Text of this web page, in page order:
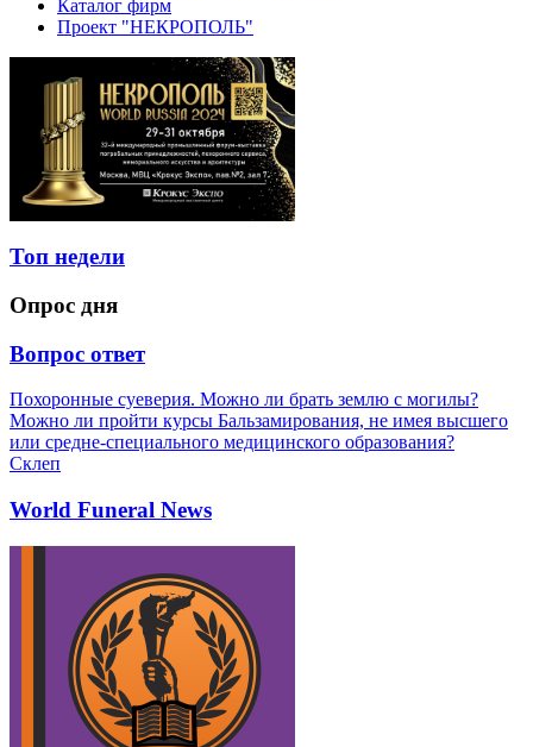
Каталог фирм
Проект "НЕКРОПОЛЬ"
Топ недели
Опрос дня
Вопрос ответ
Похоронные суеверия. Можно ли брать землю с могилы?
Можно ли пройти курсы Бальзамирования, не имея высшего
или средне-специального медицинского образования?
Склеп
World Funeral News